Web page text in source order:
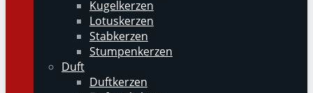
Kugelkerzen
Lotuskerzen
Stabkerzen
Stumpenkerzen
Duft
Duftkerzen